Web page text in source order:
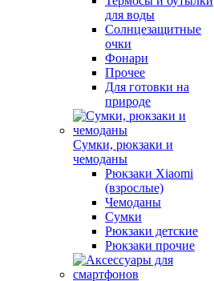
для воды
Солнцезащитные
очки
Фонари
Прочее
Для готовки на
природе
Сумки, рюкзаки и
чемоданы
Рюкзаки Xiaomi
(взрослые)
Чемоданы
Сумки
Рюкзаки детские
Рюкзаки прочие